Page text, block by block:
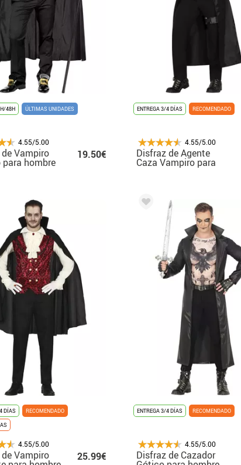
48H ÚLTIMAS UNIDADES
4.55/5.00
Vampiro
para hombre
19.50€
ENTREGA 3/4 DÍAS RECOMENDADO
4.55/5.00
Disfraz de Agente
Caza Vampiro para
DÍAS
RECOMENDADO
4.55/5.00
Vampiro 25.99€
ENTREGA 3/4 DÍAS RECOMENDADO
4.55/5.00
Disfraz de Cazador